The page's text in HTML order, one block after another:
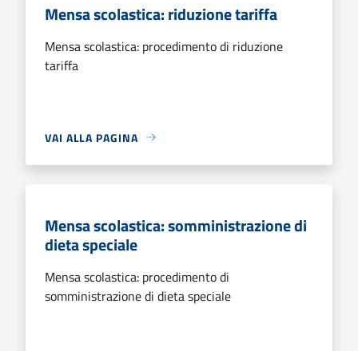
Mensa scolastica: riduzione tariffa
Mensa scolastica: procedimento di riduzione
tariffa
VAI ALLA PAGINA
Mensa scolastica: somministrazione di
dieta speciale
Mensa scolastica: procedimento di
somministrazione di dieta speciale